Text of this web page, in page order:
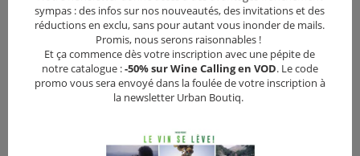
Critiques
Vous pourriez aussi aimer
sympas : des infos sur nos nouveautés, des invitations et des
réductions en exclu, sans pour autant vous inonder de mails.
Promis, nous serons raisonnables !
Et ça commence dès votre inscription avec une pépite de
notre catalogue :-50% sur Wine Calling en VOD. Le code
promo vous sera envoyé dans la foulée de votre inscription à
la newsletter Urban Boutiq.